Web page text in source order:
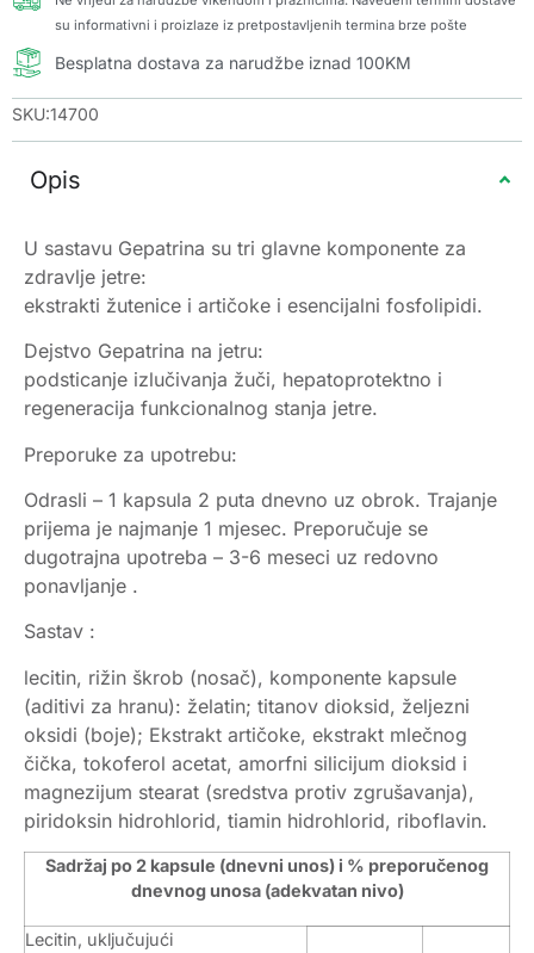
su informativni i proizlaze iz pretpostavljenih termina brze pošte
Besplatna dostava za narudžbe iznad 100KM
SKU:14700
Opis
U sastavu Gepatrina su tri glavne komponente za
zdravlje jetre:
ekstrakti žutenice i artičoke i esencijalni fosfolipidi.
Dejstvo Gepatrina na jetru:
podsticanje izlučivanja žuči, hepatoprotektno i
regeneracija funkcionalnog stanja jetre.
Preporuke za upotrebu:
Odrasli – 1 kapsula 2 puta dnevno uz obrok. Trajanje
prijema je najmanje 1 mjesec. Preporučuje se
dugotrajna upotreba – 3-6 meseci uz redovno
ponavljanje .
Sastav :
lecitin, rižin škrob (nosač), komponente kapsule
(aditivi za hranu): želatin; titanov dioksid, željezni
oksidi (boje); Ekstrakt artičoke, ekstrakt mlečnog
čička, tokoferol acetat, amorfni silicijum dioksid i
magnezijum stearat (sredstva protiv zgrušavanja),
piridoksin hidrohlorid, tiamin hidrohlorid, riboflavin.
Sadržaj po 2 kapsule (dnevni unos) i % preporučenog
dnevnog unosa (adekvatan nivo)
Lecitin, uključujući